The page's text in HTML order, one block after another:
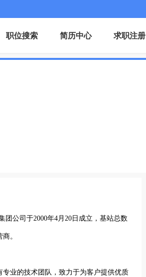
职位搜索 简历中心 求职注册
公司于2000年4月20日成立，基站总数
。
业的技术团队，致力于为客户提供优质